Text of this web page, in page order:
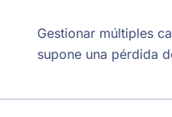
Gestionar múltiples
supone una pérdida